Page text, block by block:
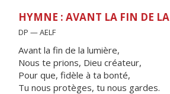
HYMNE : AVANT LA FIN DE
DP — AELF
Avant la fin de la lumière,
Nous te prions, Dieu créateur,
Pour que, fidèle à ta bonté,
Tu nous protèges, tu nous gardes.